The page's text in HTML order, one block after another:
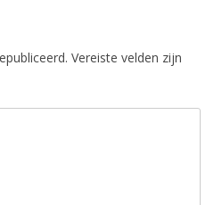
Vereiste velden zijn